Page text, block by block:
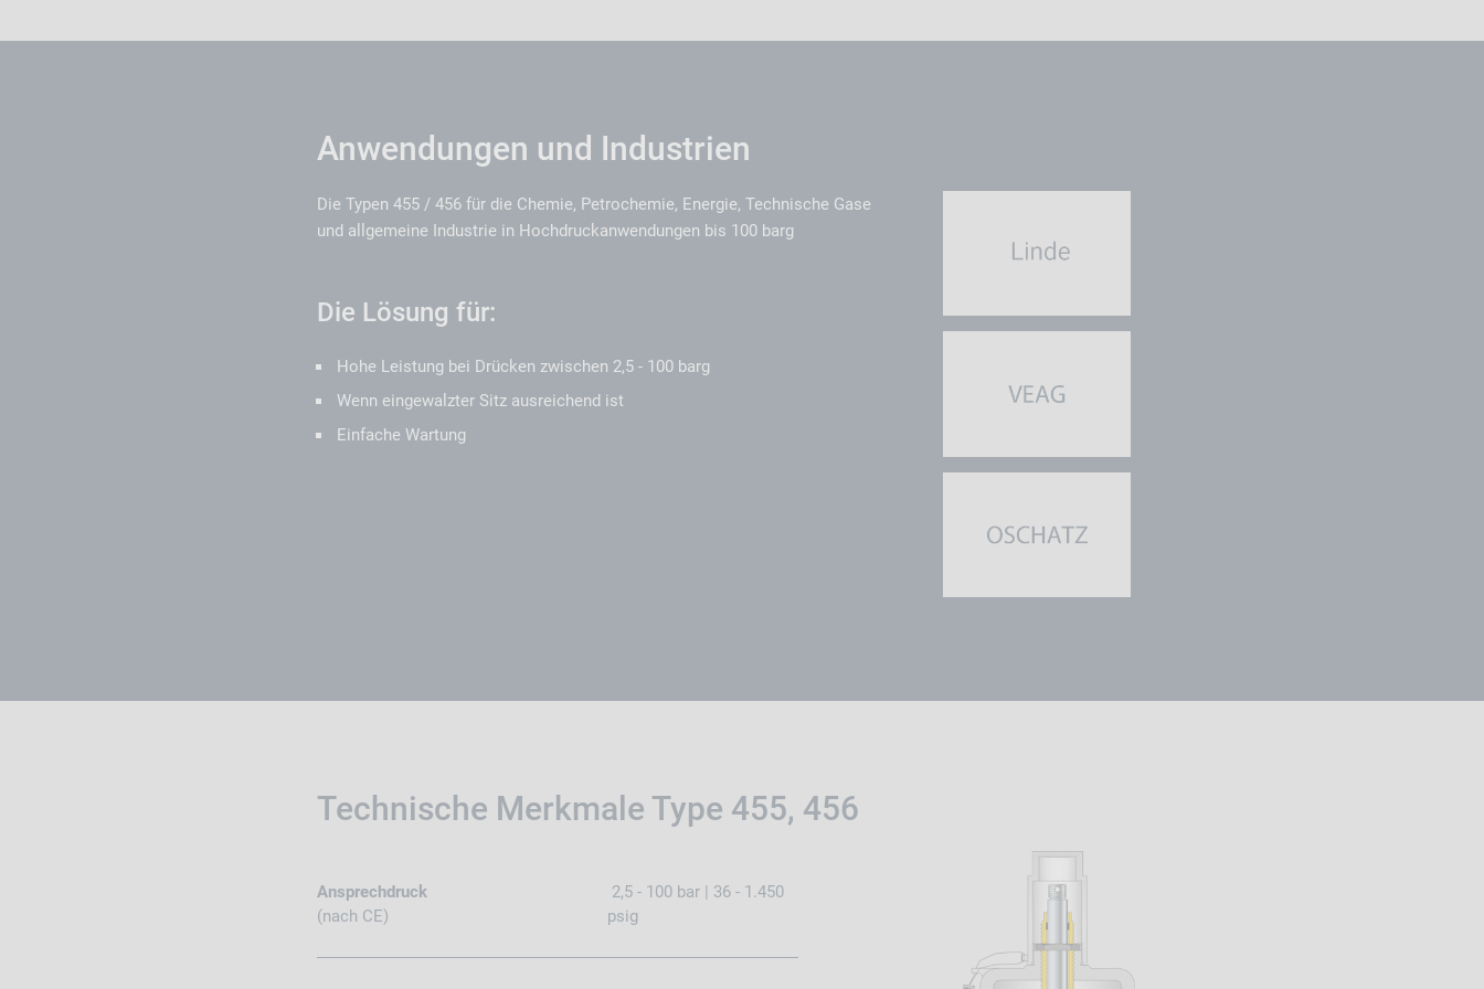
Anwendungen und Industrien
Die Typen 455 / 456 für die Chemie, Petrochemie, Energie, Technische Gase
und allgemeine Industrie in Hochdruckanwendungen bis 100 barg
Die Lösung für:
Hohe Leistung bei Drücken zwischen 2,5 - 100 barg
Wenn eingewalzter Sitz ausreichend ist
Einfache Wartung
Technische Merkmale Type 455, 456
Ansprechdruck
(nach CE)
2,5 - 100 bar | 36 - 1.450
psig